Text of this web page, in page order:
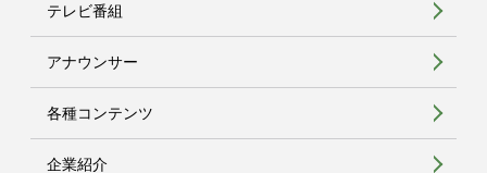
テレビ番組
アナウンサー
各種コンテンツ
企業紹介